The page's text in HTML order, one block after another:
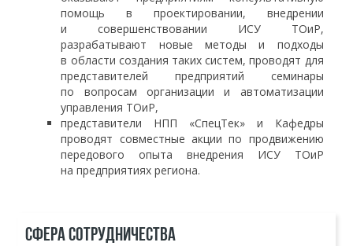
помощь в проектировании, внедрении
и совершенствовании ИСУ ТОиР,
разрабатывают новые методы и подходы
в области создания таких систем, проводят для
представителей предприятий семинары
по вопросам организации и автоматизации
управления ТОиР,
представители НПП «CпецТек» и Кафедры
проводят совместные акции по продвижению
передового опыта внедрения ИСУ ТОиР
на предприятиях региона.
СФЕРА СОТРУДНИЧЕСТВА